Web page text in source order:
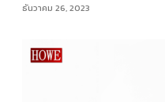
ธันวาคม 26, 2023